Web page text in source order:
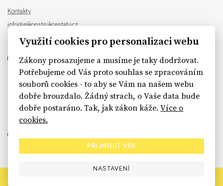
Kontakty
info@rekonstrukcestatu.cz
Návrh a vývoj: Sinfin , ilustrace:
sinfin.digital
Rekonstrukce státu končí. Její členské organizace však dál
Využití cookies pro personalizaci webu
Zákony prosazujeme a musíme je taky dodržovat.
Potřebujeme od Vás proto souhlas se zpracováním
souborů cookies - to aby se Vám na našem webu
dobře brouzdalo. Žádný strach, o Vaše data bude
dobře postaráno. Tak, jak zákon káže.Více o
cookies.
PŘIJMOUT VŠE
NASTAVENÍ